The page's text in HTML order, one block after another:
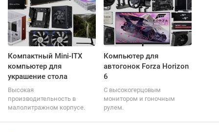
Компактный Mini-ITX
компьютер для
украшение стола
Высокая
производительность в
малолитражном корпусе.
Компьютер для
автогонок Forza Horizon
6
С высокогерцовым
монитором и гоночным
рулем.